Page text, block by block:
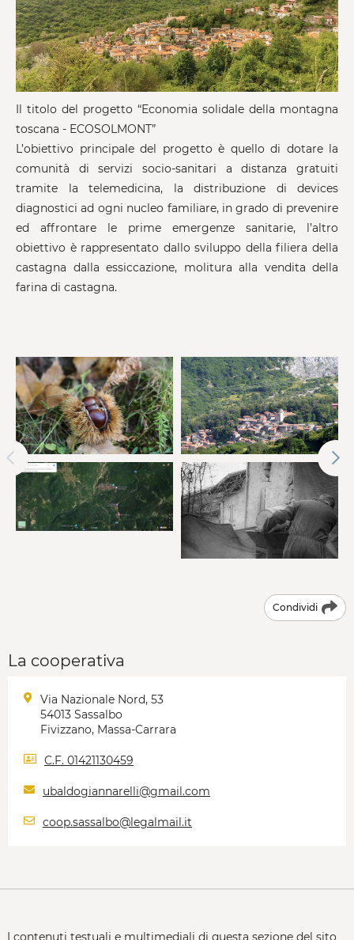
Il titolo del progetto “Economia solidale della montagna
toscana - ECOSOLMONT”
L’obiettivo principale del progetto è quello di dotare la
comunità di servizi socio-sanitari a distanza gratuiti
tramite la telemedicina, la distribuzione di devices
diagnostici ad ogni nucleo familiare, in grado di prevenire
ed affrontare le prime emergenze sanitarie, l’altro
obiettivo è rappresentato dallo sviluppo della filiera della
castagna dalla essiccazione, molitura alla vendita della
farina di castagna.
Condividi
La cooperativa
Via Nazionale Nord, 53
54013 Sassalbo
Fivizzano, Massa-Carrara
C.F. 01421130459
ubaldogiannarelli@gmail.com
coop.sassalbo@legalmail.it
I contenuti testuali e multimediali di questa sezione del sito